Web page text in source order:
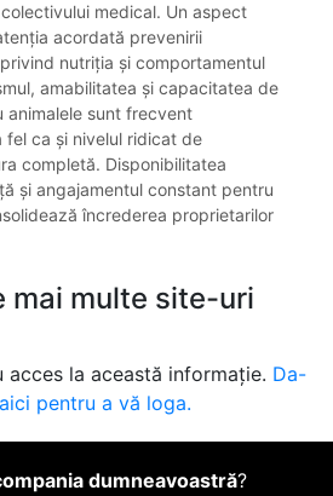
medical. Un aspect
acordată prevenirii
nutriția și comportamentul
amabilitatea și capacitatea de
animalele sunt frecvent
fel ca și nivelul ridicat de
completă. Disponibilitatea
și angajamentul constant pentru
încrederea proprietarilor
mai multe site-uri
acces la această informație. Da-
pentru a vă loga.
dumneavoastră?